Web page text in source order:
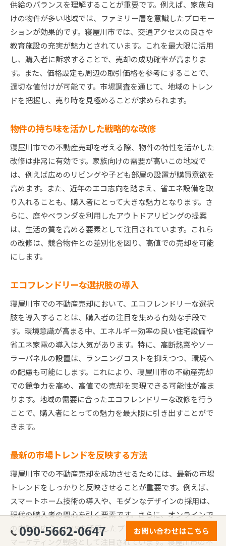
供給のバランスを理解することが重要です。例えば、家族向
けの物件が多い地域では、ファミリー層を意識したプロモー
ションが効果的です。寝屋川市では、交通アクセスの良さや
教育施設の充実が魅力とされています。これを最大限に活用
し、購入者に訴求することで、売却の成功確率が高まりま
す。また、価格設定も周辺の取引価格を参考にすることで、
適切な値付けが可能です。市場調査を通じて、地域のトレン
ドを把握し、売り時を見極めることが求められます。
物件の持ち味を活かした戦略的な改修
寝屋川市での不動産売却を考える際、物件の特性を活かした
改修は非常に有効です。家族向けの需要が高いこの地域で
は、例えば広めのリビングや子ども部屋の設置が購買意欲を
高めます。また、近年のエコ志向を踏まえ、省エネ設備を取
り入れることも、購入者にとって大きな魅力となります。さ
らに、庭やベランダを利用したアウトドアリビングの提案
は、生活の質を高める要素として注目されています。これら
の改修は、競合物件との差別化を図り、高値での売却を可能
にします。
エコフレンドリーな選択肢の導入
寝屋川市での不動産売却において、エコフレンドリーな選択
肢を導入することは、購入者の注目を集める有効な手段で
す。環境意識が高まる中、エネルギー効率の良い住宅設備や
省エネ家電の導入は人気があります。特に、高断熱窓やソー
ラーパネルの設置は、ランニングコストを抑えつつ、環境へ
の配慮も可能にします。これにより、寝屋川市の不動産売却
での競争力を高め、高値での売却を実現できる可能性が高ま
ります。地域の需要に合ったエコフレンドリーな改修を行う
ことで、購入者にとっての魅力を最大限に引き出すことがで
きます。
最新の市場トレンドを反映する方法
寝屋川市での不動産売却を成功させるためには、最新の市場
トレンドをしっかりと反映させることが重要です。例えば、
スマートホーム技術の導入や、モダンなデザインの採用は、
現代の購入者の関心を引く要素です。さらに、オンラインで
の内覧対応や、SNSを活用したプロモーションも、効果的な
マーケティング戦略として注目されています。寝屋川市の不
090-5662-0647 お問い合わせはこちら